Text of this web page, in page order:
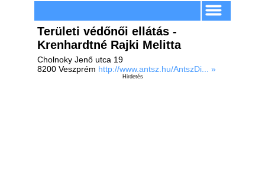
Területi védőnői ellátás -
Krenhardtné Rajki Melitta
Cholnoky Jenő utca 19
8200 Veszprém http://www.antsz.hu/AntszDi... »
Hirdetés